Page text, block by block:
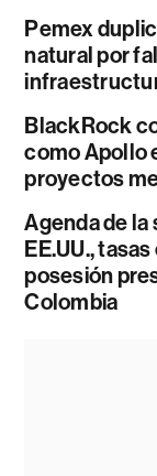
Pemex
natural por
BlackRock
como Apollo
proyectos
Agenda de la
EE.UU.,
posesión
Colombia